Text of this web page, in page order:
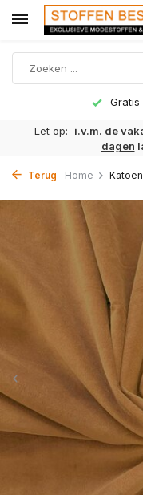
Gratis
Let op: i.v.m. de
dagen
Terug Home